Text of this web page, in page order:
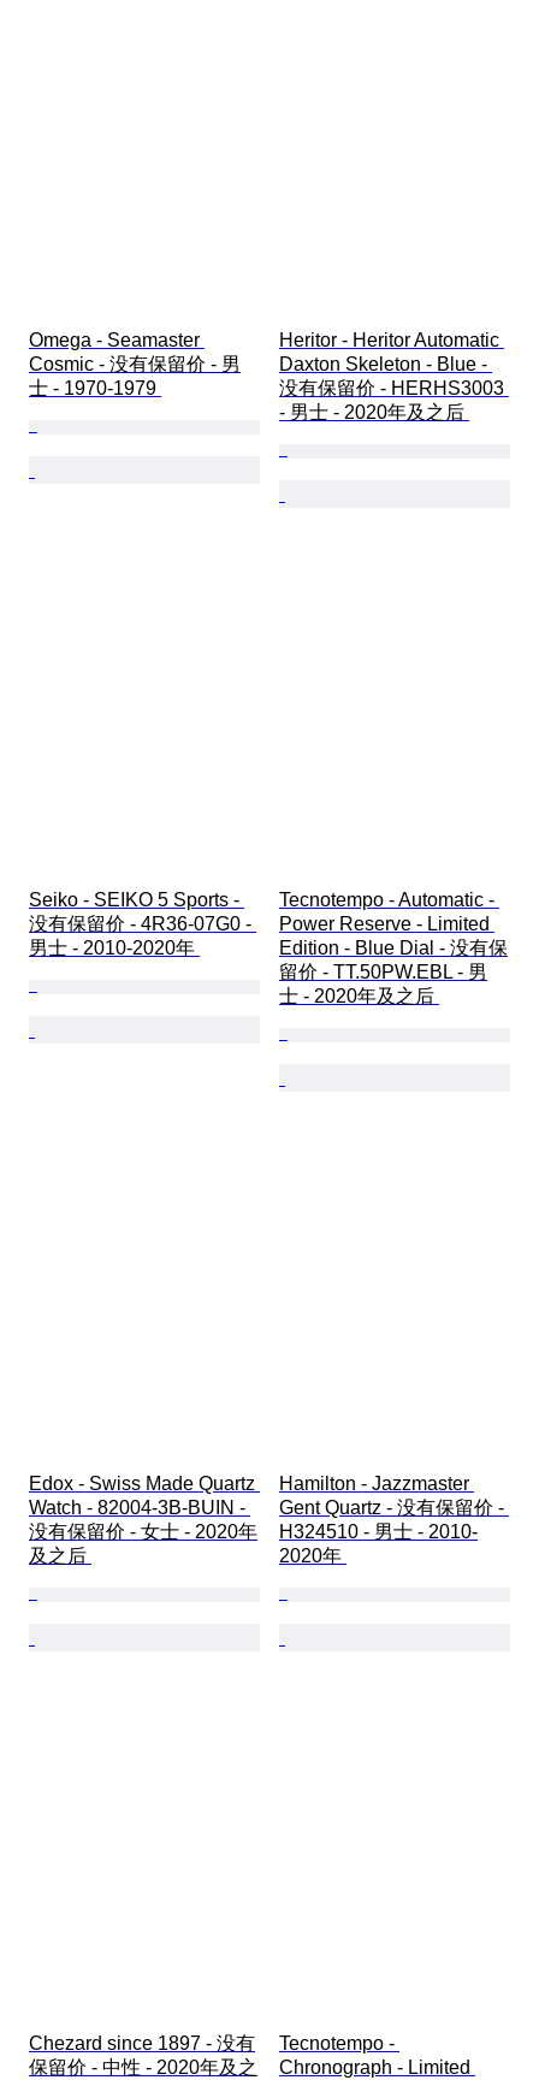
Omega - Seamaster
Cosmic - 没有保留价 - 男
士 - 1970-1979
Heritor - Heritor Automatic
Daxton Skeleton - Blue -
没有保留价 - HERHS3003
- 男士 - 2020年及之后
Seiko - SEIKO 5 Sports -
没有保留价 - 4R36-07G0 -
男士 - 2010-2020年
Tecnotempo - Automatic -
Power Reserve - Limited
Edition - Blue Dial - 没有保
留价 - TT.50PW.EBL - 男
士 - 2020年及之后
Edox - Swiss Made Quartz
Watch - 82004-3B-BUIN -
没有保留价 - 女士 - 2020年
及之后
Hamilton - Jazzmaster
Gent Quartz - 没有保留价 -
H324510 - 男士 - 2010-
2020年
Chezard since 1897 - 没有
保留价 - 中性 - 2020年及之
Tecnotempo -
Chronograph - Limited